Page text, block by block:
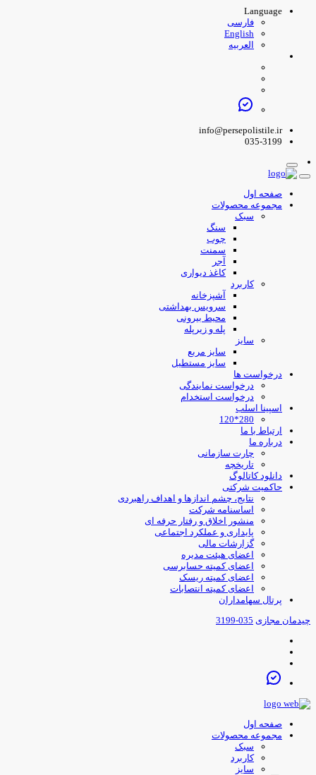
Language
فارسی
English
العربیه
info@persepolistile.ir
035-3199
صفحه اول
مجموعه محصولات
سبک
سنگ
چوب
سمنت
آجر
کاغذ دیواری
کاربرد
آشپزخانه
سرویس بهداشتی
محیط بیرونی
پله و زیرپله
سایز
سایز مربع
سایز مستطیل
درخواست ها
درخواست نمایندگی
درخواست استخدام
اسپینا اسلب
280*120
ارتباط با ما
درباره ما
چارت سازمانی
تاریخچه
دانلود کاتالوگ
حاکمیت شرکتی
نتایج، چشم اندازها و اهداف راهبردی
اساسنامه شرکت
منشور اخلاق و رفتار حرفه ای
پایداری و عملکرد اجتماعی
گزارشات مالی
اعضای هیئت مدیره
اعضای کمیته حسابرسی
اعضای کمیته ریسک
اعضای کمیته انتصابات
پرتال سهامداران
مجازی 035-3199
صفحه اول
مجموعه محصولات
سبک
کاربرد
سایز